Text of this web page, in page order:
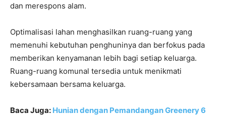
dan merespons alam.
Optimalisasi lahan menghasilkan ruang-ruang yang
memenuhi kebutuhan penghuninya dan berfokus pada
memberikan kenyamanan lebih bagi setiap keluarga.
Ruang-ruang komunal tersedia untuk menikmati
kebersamaan bersama keluarga.
Baca Juga: Hunian dengan Pemandangan Greenery 6